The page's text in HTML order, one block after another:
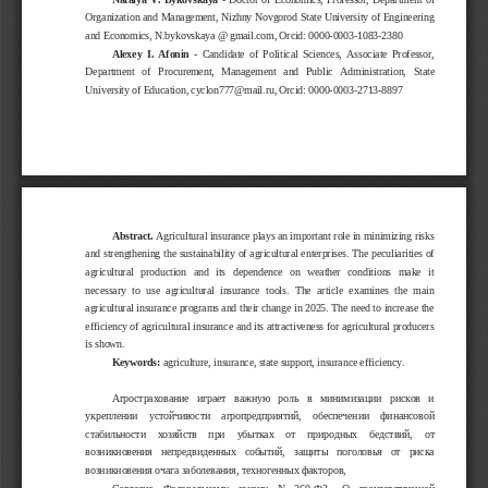
Organization and Management, Nizhny Novgorod State University of Engineering
and Economics, N.bykovskaya @ gmail.com, Orcid: 0000-0003-1083-2380
Alexey I. Afonin - Candidate of Political Sciences, Associate Professor,
Department   of   Procurement,   Management   and   Public   Administration,   State
University of Education, cyclon777@mail.ru, Orcid: 0000-0003-2713-8897
Abstract. Agricultural insurance plays an important role in minimizing risks
and strengthening the sustainability of agricultural enterprises. The peculiarities of
agricultural   production   and   its   dependence   on   weather   conditions   make   it
necessary to use agricultural insurance tools. The article examines the main
agricultural insurance programs and their change in 2025. The need to increase the
efficiency of agricultural insurance and its attractiveness for agricultural producers
is shown.
Keywords: agriculture, insurance, state support, insurance efficiency.
Агрострахование   играет   важную   роль   в   минимизации   рисков   и
укреплении   устойчивости   агропредприятий,   обеспечении   финансовой
стабильности   хозяйств   при   убытках   от   природных   бедствий,   от
возникновения   непредвиденных   событий,   защиты   поголовья   от   риска
возникновения очага заболевания, техногенных факторов,